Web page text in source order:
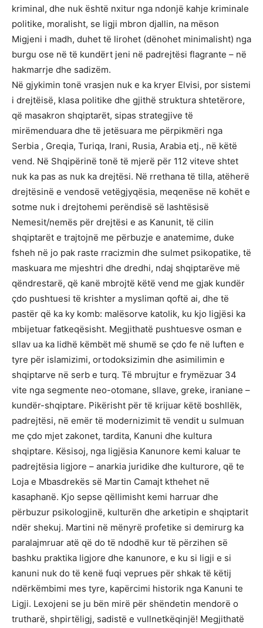
kriminal, dhe nuk është nxitur nga ndonjë kahje kriminale
politike, moralisht, se ligji mbron djallin, na mëson
Migjeni i madh, duhet të lirohet (dënohet minimalisht) nga
burgu ose në të kundërt jeni në padrejtësi flagrante – në
hakmarrje dhe sadizëm.
Në gjykimin tonë vrasjen nuk e ka kryer Elvisi, por sistemi
i drejtëisë, klasa politike dhe gjithë struktura shtetërore,
që masakron shqiptarët, sipas strategjive të
mirëmenduara dhe të jetësuara me përpikmëri nga
Serbia , Greqia, Turiqa, Irani, Rusia, Arabia etj., në këtë
vend. Në Shqipërinë tonë të mjerë për 112 viteve shtet
nuk ka pas as nuk ka drejtësi. Në rrethana të tilla, atëherë
drejtësinë e vendosë vetëgjyqësia, meqenëse në kohët e
sotme nuk i drejtohemi perëndisë së lashtësisë
Nemesit/nemës për drejtësi e as Kanunit, të cilin
shqiptarët e trajtojnë me përbuzje e anatemime, duke
fsheh në jo pak raste rracizmin dhe sulmet psikopatike, të
maskuara me mjeshtri dhe dredhi, ndaj shqiptarëve më
qëndrestarë, që kanë mbrojtë këtë vend me gjak kundër
çdo pushtuesi të krishter a mysliman qoftë ai, dhe të
pastër që ka ky komb: malësorve katolik, ku kjo ligjësi ka
mbijetuar fatkeqësisht. Megjithatë pushtuesve osman e
sllav ua ka lidhë këmbët më shumë se çdo fe në luften e
tyre për islamizimi, ortodoksizimin dhe asimilimin e
shqiptarve në serb e turq. Të mbrujtur e frymëzuar 34
vite nga segmente neo-otomane, sllave, greke, iraniane –
kundër-shqiptare. Pikërisht për të krijuar këtë boshllëk,
padrejtësi, në emër të modernizimit të vendit u sulmuan
me çdo mjet zakonet, tardita, Kanuni dhe kultura
shqiptare. Kësisoj, nga ligjësia Kanunore kemi kaluar te
padrejtësia ligjore – anarkia juridike dhe kulturore, që te
Loja e Mbasdrekës së Martin Camajt kthehet në
kasaphanë. Kjo sepse qëllimisht kemi harruar dhe
përbuzur psikologjinë, kulturën dhe arketipin e shqiptarit
ndër shekuj. Martini në mënyrë profetike si demirurg ka
paralajmruar atë që do të ndodhë kur të përzihen së
bashku praktika ligjore dhe kanunore, e ku si ligji e si
kanuni nuk do të kenë fuqi veprues për shkak të këtij
ndërkëmbimi mes tyre, kapërcimi historik nga Kanuni te
Ligji. Lexojeni se ju bën mirë për shëndetin mendorë o
trutharë, shpirtëligj, sadistë e vullnetkëqinjë! Megjithatë